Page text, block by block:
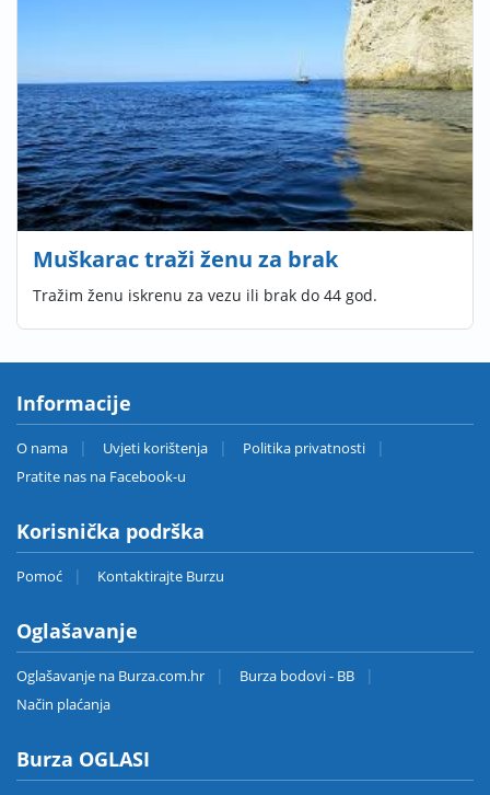
Muškarac traži ženu za brak
Tražim ženu iskrenu za vezu ili brak do 44 god.
Informacije
O nama Uvjeti korištenja
Politika privatnosti
Pratite nas na Facebook-u
Korisnička podrška
Pomoć Kontaktirajte Burzu
Oglašavanje
Oglašavanje na Burza.com.hr
Burza bodovi - BB
Način plaćanja
Burza OGLASI